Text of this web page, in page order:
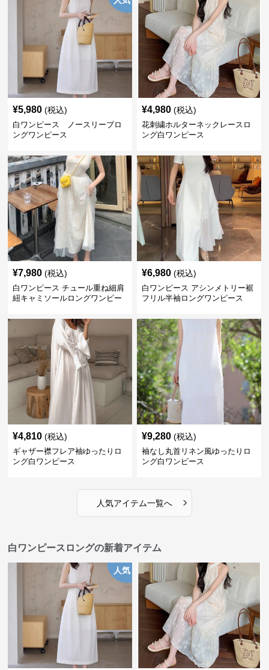
¥5,980 (税込)
白ワンピース ノースリーブロ
ングワンピース
¥4,980 (税込)
花刺繍ホルターネックレースロ
ング白ワンピース
¥7,980 (税込)
白ワンピース チュール重ね細肩
紐キャミソールロングワンピー
¥6,980 (税込)
白ワンピース アシンメトリー裾
フリル半袖ロングワンピース
¥4,810 (税込)
ギャザー襟フレア袖ゆったりロ
ング白ワンピース
¥9,280 (税込)
袖なし丸首リネン風ゆったりロ
ング白ワンピース
人気アイテム一覧へ ›
白ワンピースロングの新着アイテム
人気